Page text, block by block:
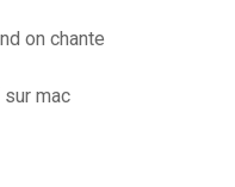
on chante
mac